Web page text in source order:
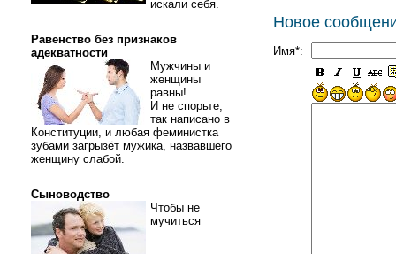
искали себя.
Равенство без признаков
адекватности
Мужчины и
женщины
равны!
И не спорьте,
так написано в
Конституции, и любая феминистка
зубами загрызёт мужика, назвавшего
женщину слабой.
Сыноводство
Чтобы не
мучиться
Новое
Имя*: